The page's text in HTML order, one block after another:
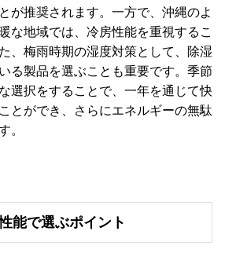
が推奨されます。一方で、沖縄のよ
な地域では、冷房性能を重視するこ
、梅雨時期の湿度対策として、除湿
る製品を選ぶことも重要です。季節
選択をすることで、一年を通じて快
とができ、さらにエネルギーの無駄
。
能で選ぶポイント